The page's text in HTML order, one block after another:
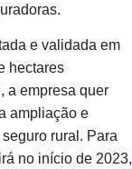
e validada em
hectares
a empresa quer
ampliação e
rural. Para
no início de 2023,